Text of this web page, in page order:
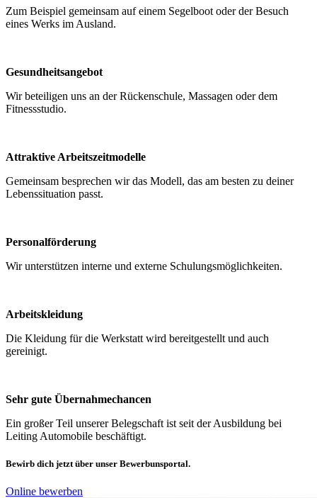
Zum Beispiel gemeinsam auf einem Segelboot oder der Besuch
eines Werks im Ausland.
Gesundheitsangebot
Wir beteiligen uns an der Rückenschule, Massagen oder dem
Fitnessstudio.
Attraktive Arbeitszeitmodelle
Gemeinsam besprechen wir das Modell, das am besten zu deiner
Lebenssituation passt.
Personalförderung
Wir unterstützen interne und externe Schulungsmöglichkeiten.
Arbeitskleidung
Die Kleidung für die Werkstatt wird bereitgestellt und auch
gereinigt.
Sehr gute Übernahmechancen
Ein großer Teil unserer Belegschaft ist seit der Ausbildung bei
Leiting Automobile beschäftigt.
Bewirb dich jetzt über unser Bewerbunsportal.
Online bewerben